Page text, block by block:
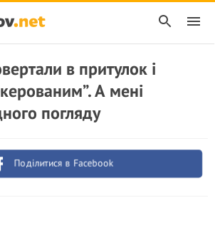
в притулок і
А мені
погляду
Поділитися в Facebook